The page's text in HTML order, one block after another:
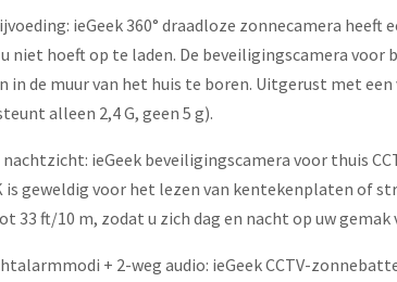
ieGeek 360° draadloze zonnecamera
niet hoeft op te laden. De beveiligingscamera
de muur van het huis te boren. Uitgerust met
alleen 2,4 G, geen 5 g).
ieGeek beveiligingscamera voor thuis
geweldig voor het lezen van kentekenplaten of
33 ft/10 m, zodat u zich dag en nacht op uw gemak
+ 2-weg audio: ieGeek CCTV-